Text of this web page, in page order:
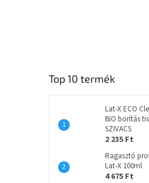
Top 10 termék
Lat-X ECO
BIO borítás
SZIVACS
2 235 Ft
Ragasztó
Lat-X 100ml
4 675 Ft